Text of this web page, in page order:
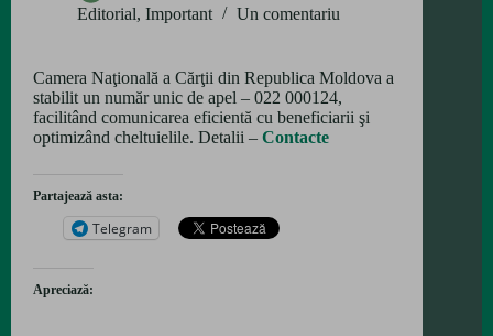
Editorial, Important Un comentariu
Camera Naţională a Cărţii din Republica Moldova a
stabilit un număr unic de apel – 022 000124,
facilitând comunicarea eficientă cu beneficiarii şi
optimizând cheltuielile. Detalii – Contacte
Partajează asta:
Telegram
Apreciază: